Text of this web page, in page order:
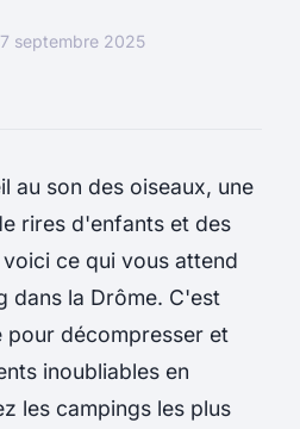
septembre 2025
au son des oiseaux, une
rires d'enfants et des
ce qui vous attend
dans la Drôme. C'est
décompresser et
inoubliables en
les campings les plus